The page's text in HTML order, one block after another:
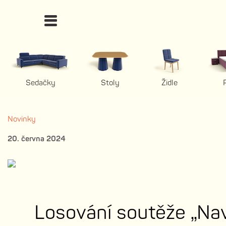
Sedačky Stoly Židle
Novinky
20. června 2024
Losování soutěže